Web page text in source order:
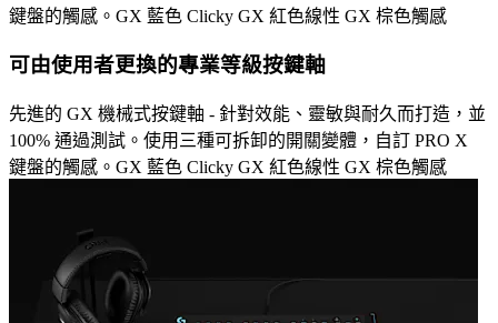
鍵盤的觸感。GX 藍色 Clicky GX 紅色線性 GX 棕色觸感
可由使用者更換的專業等級按鍵軸
先進的 GX 機械式按鍵軸 - 針對效能、靈敏與耐久而打造，並
100% 通過測試。使用三種可拆卸的開關變體，自訂 PRO X
鍵盤的觸感。GX 藍色 Clicky GX 紅色線性 GX 棕色觸感